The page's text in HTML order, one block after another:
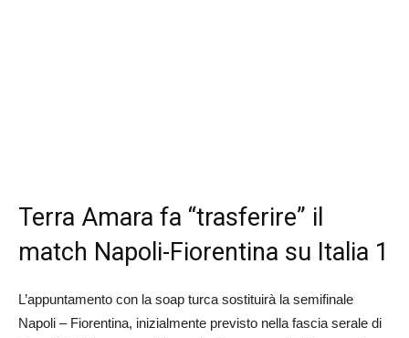
Terra Amara fa “trasferire” il
match Napoli-Fiorentina su Italia 1
L’appuntamento con la soap turca sostituirà la semifinale
Napoli – Fiorentina, inizialmente previsto nella fascia serale di